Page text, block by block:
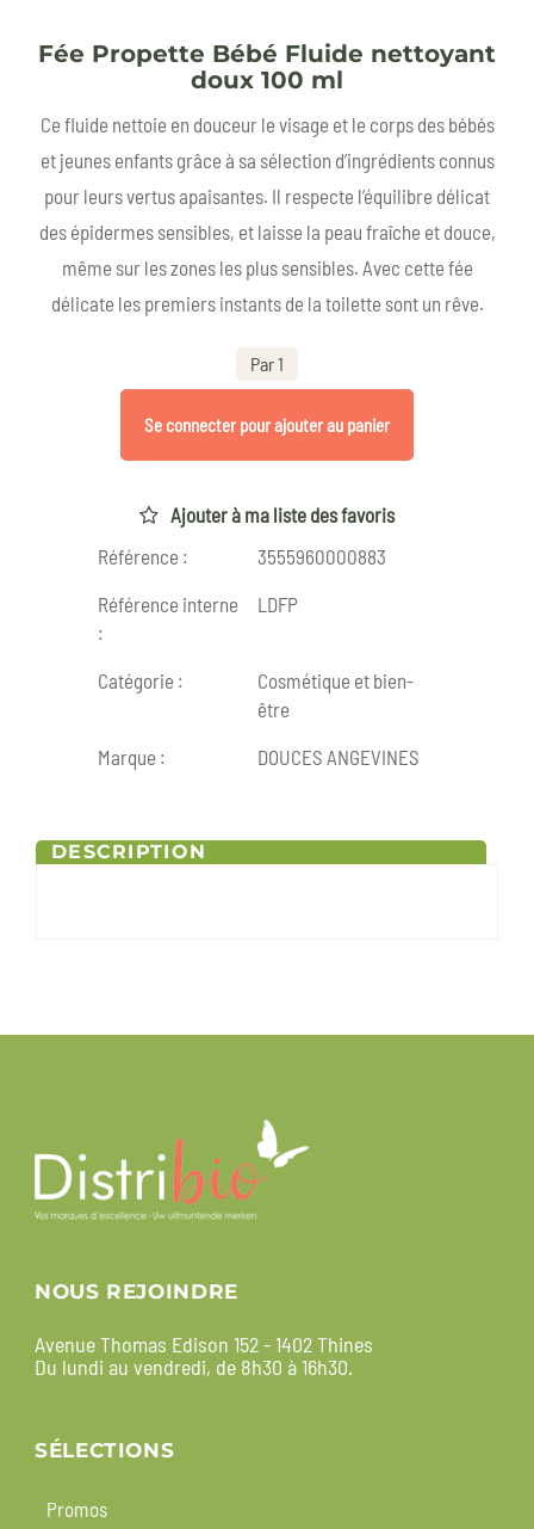
Fée Propette Bébé Fluide nettoyant
doux 100 ml
Ce fluide nettoie en douceur le visage et le corps des bébés
et jeunes enfants grâce à sa sélection d’ingrédients connus
pour leurs vertus apaisantes. Il respecte l’équilibre délicat
des épidermes sensibles, et laisse la peau fraîche et douce,
même sur les zones les plus sensibles. Avec cette fée
délicate les premiers instants de la toilette sont un rêve.
Par 1
Se connecter pour ajouter au panier
Ajouter à ma liste des favoris
Référence :
3555960000883
Référence interne
:
LDFP
Catégorie :
Cosmétique et bien-
être
Marque :
DOUCES ANGEVINES
DESCRIPTION
NOUS REJOINDRE
Avenue Thomas Edison 152 - 1402 Thines
Du lundi au vendredi, de 8h30 à 16h30.
SÉLECTIONS
Promos